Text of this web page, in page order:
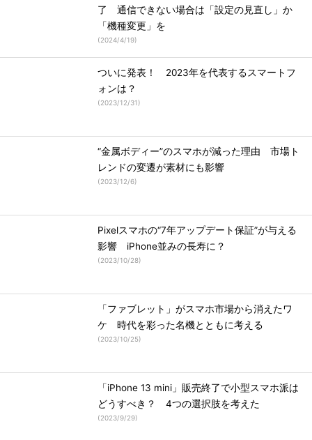
了 通信できない場合は「設定の見直し」か
「機種変更」を
(2024/4/19)
ついに発表！ 2023年を代表するスマートフ
ォンは？
(2023/12/31)
“金属ボディー”のスマホが減った理由 市場ト
レンドの変遷が素材にも影響
(2023/12/6)
Pixelスマホの“7年アップデート保証”が与える
影響 iPhone並みの長寿に？
(2023/10/28)
「ファブレット」がスマホ市場から消えたワ
ケ 時代を彩った名機とともに考える
(2023/10/25)
「iPhone 13 mini」販売終了で小型スマホ派は
どうすべき？ 4つの選択肢を考えた
(2023/9/29)